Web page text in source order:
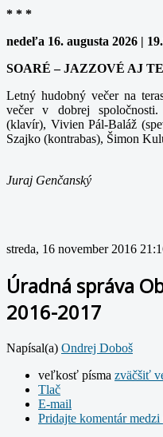
* * *
nedeľa 16. augusta 2026 |
SOARÉ – JAZZOVÉ AJ
Letný hudobný večer na
večer v dobrej
(klavír), Vivien Pál-Baláž
Szajko (kontrabas), Šimon
Juraj Genčanský
streda, 16 november 2016
Úradná správa
2016-2017
Napísal(a) Ondrej Doboš
veľkosť písma zväčšiť
Tlač
E-mail
Pridajte komentár